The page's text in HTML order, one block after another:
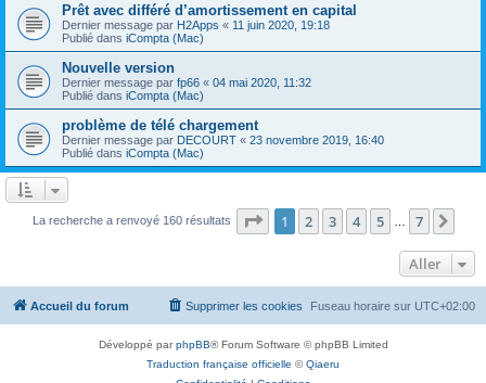
Prêt avec différé d’amortissement en capital
Dernier message par H2Apps « 11 juin 2020, 19:18
Publié dans iCompta (Mac)
Nouvelle version
Dernier message par fp66 « 04 mai 2020, 11:32
Publié dans iCompta (Mac)
problème de télé chargement
Dernier message par DECOURT « 23 novembre 2019, 16:40
Publié dans iCompta (Mac)
La recherche a renvoyé 160 résultats Page 1sur7
1 2 3 4 5 7
Aller
Accueil du forum Fuseau horaire sur UTC+02:00
Supprimer les cookies
Développé parphpBB® Forum Software © phpBB Limited
Traduction française officielle ©Qiaeru